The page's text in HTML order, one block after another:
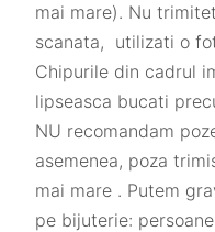
mai mare). Nu
scanata, utilizati o
Chipurile din cadrul
lipseasca bucati
NU recomandam
asemenea, poza
mai mare . Putem
pe bijuterie: